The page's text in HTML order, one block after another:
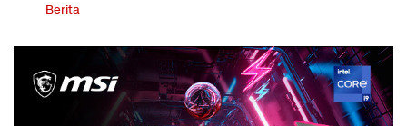
Berita